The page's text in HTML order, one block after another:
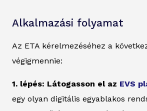
Alkalmazási folyamat
Az ETA kérelmezéséhez a
végigmennie:
1. lépés: Látogasson el az EVS
egy olyan digitális egyablakos